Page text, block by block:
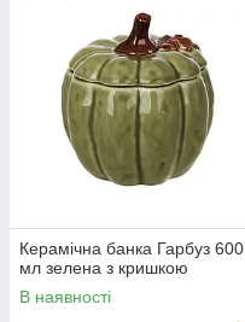
Керамічна банка Гарбуз 600
мл зелена з кришкою
В наявності